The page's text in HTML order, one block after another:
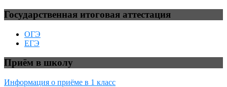
Государственная итоговая аттестация
ОГЭ
ЕГЭ
Приём в школу
Информация о приёме в 1 класс